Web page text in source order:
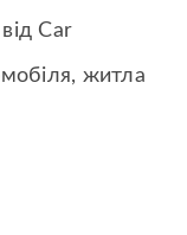
від Car
житла